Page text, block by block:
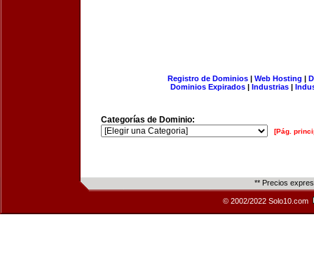
Registro de Dominios| Web Hosting |
Dominios Expirados | Industrias |
Categorías de Dominio:
[Pág.
** Precios
© 2002/2022 Solo10.com